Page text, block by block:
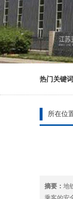
热门关键词
所在位
摘要： 地